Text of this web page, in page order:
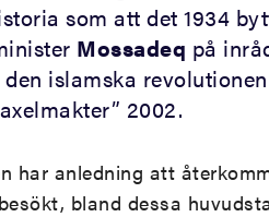
som att det 1934
Mossadeq på
islamska
2002.
har anledning att
bland dessa